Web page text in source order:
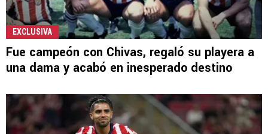
EXCLUSIVA
Fue campeón con Chivas, regaló su playera a
una dama y acabó en inesperado destino